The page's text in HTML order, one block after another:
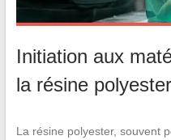
Initiation aux
la résine
La résine polyester, souvent